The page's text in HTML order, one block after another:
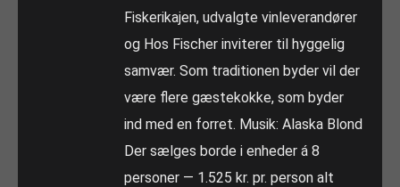
Fiskerikajen, udvalgte vinleverandører
og Hos Fischer inviterer til hyggelig
samvær. Som traditionen byder vil der
være flere gæstekokke, som byder
ind med en forret. Musik: Alaska Blond
Der sælges borde i enheder á 8
personer — 1.525 kr. pr. person alt